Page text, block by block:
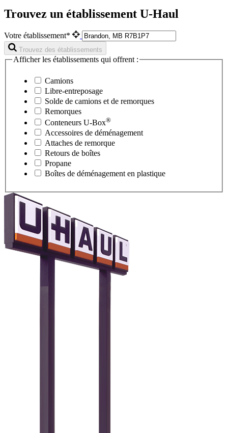
Trouvez un établissement U-Haul
Votre établissement*
Trouvez des établissements
Afficher les établissements qui offrent :
Camions
Libre-entreposage
Solde de camions et de remorques
Remorques
Conteneurs U-Box®
Accessoires de déménagement
Attaches de remorque
Retours de boîtes
Propane
Boîtes de déménagement en plastique